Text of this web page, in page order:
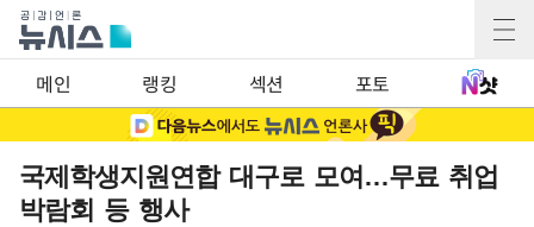
메인 랭킹 섹션 포토
국제학생지원연합 대구로 모여…무료 취업
박람회 등 행사